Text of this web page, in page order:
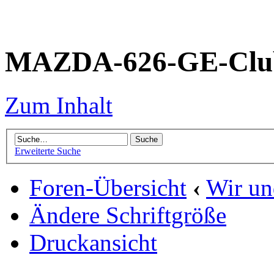
MAZDA-626-GE-
Zum Inhalt
Erweiterte Suche
Foren-Übersicht ‹ Wir
Ändere Schriftgröße
Druckansicht